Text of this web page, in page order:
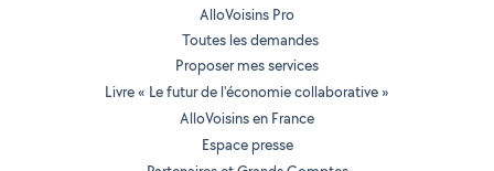
AlloVoisins Pro
Toutes les demandes
Proposer mes services
Livre « Le futur de l'économie collaborative »
AlloVoisins en France
Espace presse